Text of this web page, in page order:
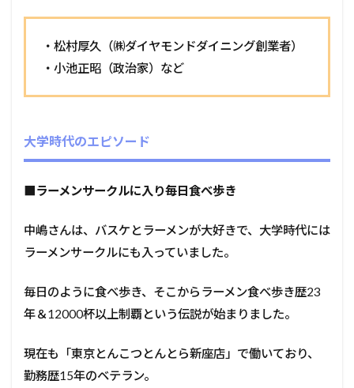
・松村厚久（㈱ダイヤモンドダイニング創業者）
・ 小池正昭 （政治家）など
大学時代のエピソード
■ラーメンサークルに入り毎日食べ歩き
中嶋さんは、バスケとラーメンが大好きで、大学時代には
ラーメンサークルにも入っていました。
毎日のように食べ歩き、そこからラーメン食べ歩き歴23
年＆12000杯以上制覇という伝説が始まりました。
現在も「東京とんこつとんとら新座店」で働いており、
勤務歴15年のベテラン。